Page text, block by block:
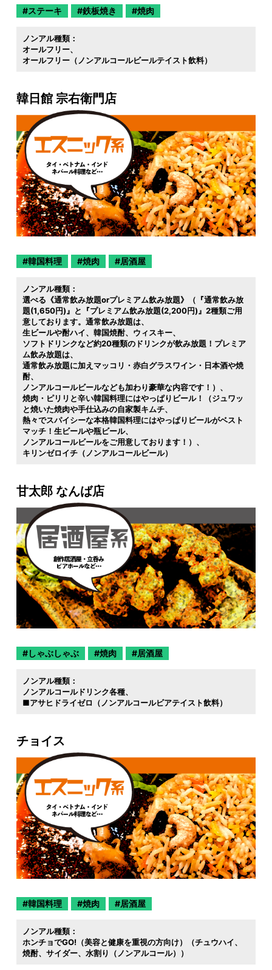
ステーキ 鉄板焼き 焼肉
ノンアル種類：
オールフリー
オールフリー（ノンアルコールビールテイスト飲料）
韓日館 宗右衛門店
韓国料理 焼肉 居酒屋
ノンアル種類：
選べる《通常飲み放題orプレミアム飲み放題》（『通常飲み放
題(1,650円)』と『プレミアム飲み放題(2,200円)』2種類ご用
意しております。通常飲み放題は
生ビールや酎ハイ
韓国焼酎
ウィスキー
ソフトドリンクなど約20種類のドリンクが飲み放題！プレミア
ム飲み放題は
通常飲み放題に加えマッコリ・赤白グラスワイン・日本酒や焼
酎
ノンアルコールビールなども加わり豪華な内容です！）
焼肉・ピリリと辛い韓国料理にはやっぱりビール！（ジュワッ
と焼いた焼肉や手仕込みの自家製キムチ
熱々でスパイシーな本格韓国料理にはやっぱりビールがベスト
マッチ！生ビールや瓶ビール
ノンアルコールビールをご用意しております！）
キリンゼロイチ（ノンアルコールビール）
甘太郎 なんば店
しゃぶしゃぶ 焼肉 居酒屋
ノンアル種類：
ノンアルコールドリンク各種
■アサヒドライゼロ（ノンアルコールビアテイスト飲料）
チョイス
韓国料理 焼肉 居酒屋
ノンアル種類：
ホンチョでGO!（美容と健康を重視の方向け）（チュウハイ
焼酎
サイダー 水割り（ノンアルコール））